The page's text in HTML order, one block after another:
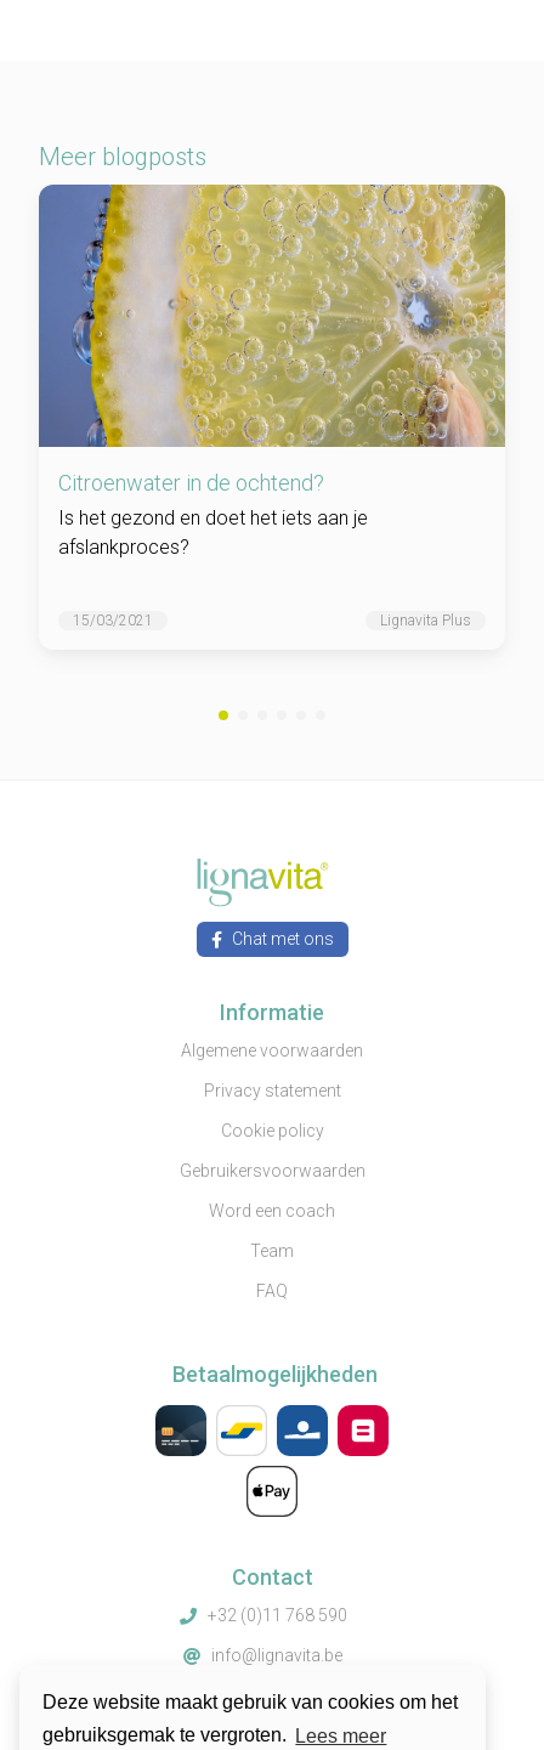
Deze website maakt gebruik van cookies om het
gebruiksgemak te vergroten.
Lees meer
Meer blogposts
Citroenwater in de ochtend?
Is het gezond en doet het iets aan je
afslankproces?
15/03/2021 Lignavita Plus
Chat met ons
Informatie
Algemene voorwaarden
Privacy statement
Cookie policy
Gebruikersvoorwaarden
Word een coach
Team
FAQ
Betaalmogelijkheden
Contact
+32 (0)11 768 590
info@lignavita.be
Truibroek 67, 3945 Ham, België